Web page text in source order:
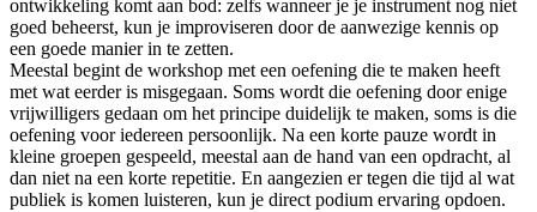
ontwikkeling komt aan bod: zelfs wanneer je je instrument nog niet
goed beheerst, kun je improviseren door de aanwezige kennis op
een goede manier in te zetten.
Meestal begint de workshop met een oefening die te maken heeft
met wat eerder is misgegaan. Soms wordt die oefening door enige
vrijwilligers gedaan om het principe duidelijk te maken, soms is die
oefening voor iedereen persoonlijk. Na een korte pauze wordt in
kleine groepen gespeeld, meestal aan de hand van een opdracht, al
dan niet na een korte repetitie. En aangezien er tegen die tijd al wat
publiek is komen luisteren, kun je direct podium ervaring opdoen.